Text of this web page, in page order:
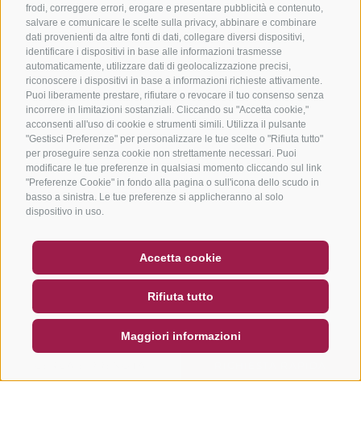
frodi, correggere errori, erogare e presentare pubblicità e contenuto,
salvare e comunicare le scelte sulla privacy, abbinare e combinare
dati provenienti da altre fonti di dati, collegare diversi dispositivi,
identificare i dispositivi in base alle informazioni trasmesse
automaticamente, utilizzare dati di geolocalizzazione precisi,
riconoscere i dispositivi in base a informazioni richieste attivamente.
Puoi liberamente prestare, rifiutare o revocare il tuo consenso senza
incorrere in limitazioni sostanziali. Cliccando su "Accetta cookie,"
acconsenti all'uso di cookie e strumenti simili. Utilizza il pulsante
"Gestisci Preferenze" per personalizzare le tue scelte o "Rifiuta tutto"
per proseguire senza cookie non strettamente necessari. Puoi
modificare le tue preferenze in qualsiasi momento cliccando sul link
"Preferenze Cookie" in fondo alla pagina o sull'icona dello scudo in
basso a sinistra. Le tue preferenze si applicheranno al solo
dispositivo in uso.
Accetta cookie
Rifiuta tutto
Maggiori informazioni
NEWSLETTER
SOCIAL WALL METEO